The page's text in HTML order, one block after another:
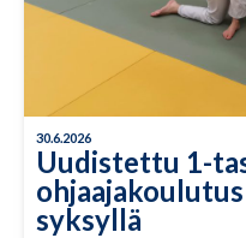
30.6.2026
Uudistettu 1-
syksyllä